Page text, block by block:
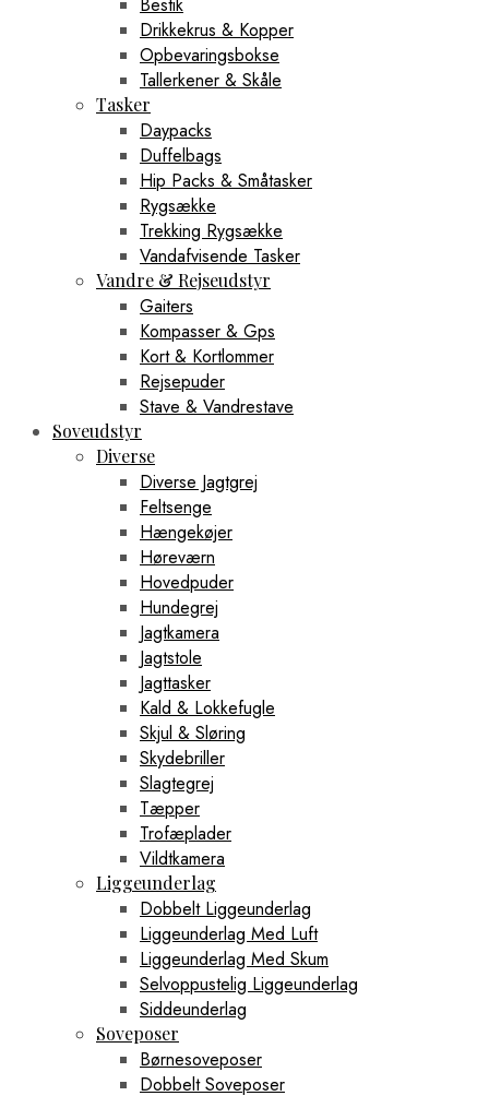
Drikkekrus & Kopper
Opbevaringsbokse
Tallerkener & Skåle
Tasker
Daypacks
Duffelbags
Hip Packs & Småtasker
Rygsække
Trekking Rygsække
Vandafvisende Tasker
Vandre & Rejseudstyr
Gaiters
Kompasser & Gps
Kort & Kortlommer
Rejsepuder
Stave & Vandrestave
Soveudstyr
Diverse
Diverse Jagtgrej
Feltsenge
Hængekøjer
Høreværn
Hovedpuder
Hundegrej
Jagtkamera
Jagtstole
Jagttasker
Kald & Lokkefugle
Skjul & Sløring
Skydebriller
Slagtegrej
Tæpper
Trofæplader
Vildtkamera
Liggeunderlag
Dobbelt Liggeunderlag
Liggeunderlag Med Luft
Liggeunderlag Med Skum
Selvoppustelig Liggeunderlag
Siddeunderlag
Soveposer
Børnesoveposer
Dobbelt Soveposer